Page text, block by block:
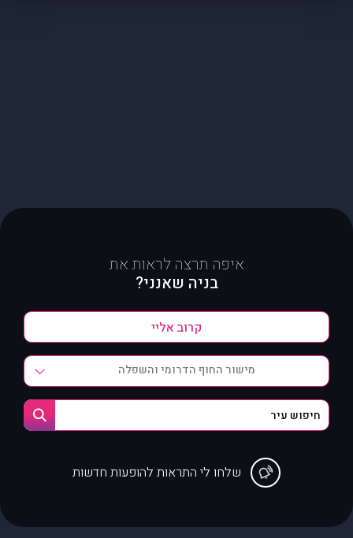
איפה תרצה לראות את
בניה שאנני?
מישור החוף הדרומי והשפלה
שלחו לי התראות להופעות חדשות